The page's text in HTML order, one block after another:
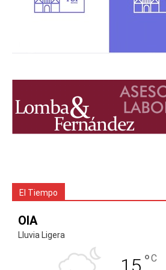
El Tiempo
OIA
Lluvia Ligera
°C